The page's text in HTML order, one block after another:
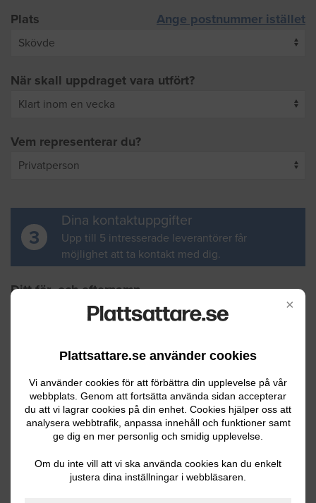
×
Plattsattare.se använder cookies
Vi använder cookies för att förbättra din upplevelse på vår
webbplats. Genom att fortsätta använda sidan accepterar
du att vi lagrar cookies på din enhet. Cookies hjälper oss att
analysera webbtrafik, anpassa innehåll och funktioner samt
ge dig en mer personlig och smidig upplevelse.
Om du inte vill att vi ska använda cookies kan du enkelt
justera dina inställningar i webbläsaren.
Plats Ange postnummer istället
När skall uppdraget vara utfört?
Vem representerar du?
3
Dina kontaktuppgifter
Upp till 5 intresserade leverantörer får
möjlighet att ta kontakt med dig.
Ditt för- och efternamn
Din e-postadress
Ditt telefonnummer